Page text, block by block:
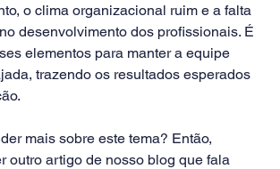
o clima organizacional ruim e a falta
desenvolvimento dos profissionais. É
elementos para manter a equipe
trazendo os resultados esperados
mais sobre este tema? Então,
outro artigo de nosso blog que fala